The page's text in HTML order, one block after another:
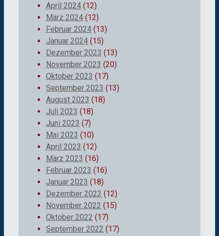
April 2024 (12)
März 2024 (12)
Februar 2024 (13)
Januar 2024 (15)
Dezember 2023 (13)
November 2023 (20)
Oktober 2023 (17)
September 2023 (13)
August 2023 (18)
Juli 2023 (18)
Juni 2023 (7)
Mai 2023 (10)
April 2023 (12)
März 2023 (16)
Februar 2023 (16)
Januar 2023 (18)
Dezember 2022 (12)
November 2022 (15)
Oktober 2022 (17)
September 2022 (17)